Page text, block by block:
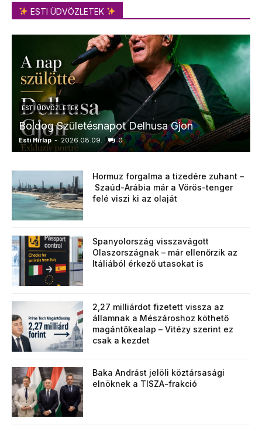
ESTI ÜDVÖZLETEK
ESTI ÜDVÖZLETEK
Boldog Születésnapot Delhusa Gjon
Esti Hírlap - 2026.08.09. 0
Hormuz forgalma a tizedére zuhant –
Szaúd-Arábia már a Vörös-tenger
felé viszi ki az olaját
Spanyolország visszavágott
Olaszországnak – már ellenőrzik az
Itáliából érkező utasokat is
2,27 milliárdot fizetett vissza az
államnak a Mészároshoz köthető
magántőkealap – Vitézy szerint ez
csak a kezdet
Baka Andrást jelöli köztársasági
elnöknek a TISZA-frakció